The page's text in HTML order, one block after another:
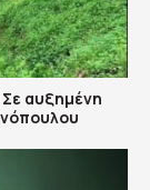
αυξημένη